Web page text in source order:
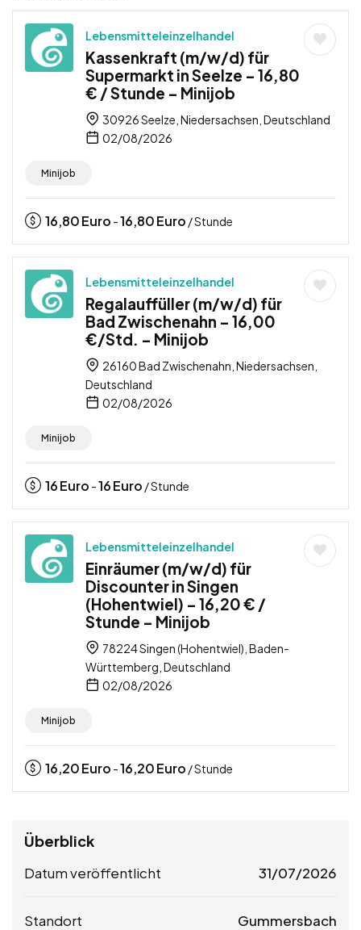
Lebensmitteleinzelhandel
Kassenkraft (m/w/d) für
Supermarkt in Seelze – 16,80
€ / Stunde – Minijob
30926 Seelze, Niedersachsen, Deutschland
02/08/2026
Minijob
16,80Euro -16,80Euro / Stunde
Lebensmitteleinzelhandel
Regalauffüller (m/w/d) für
Bad Zwischenahn – 16,00
€/Std. – Minijob
26160 Bad Zwischenahn, Niedersachsen,
Deutschland
02/08/2026
Minijob
16Euro -16Euro / Stunde
Lebensmitteleinzelhandel
Einräumer (m/w/d) für
Discounter in Singen
(Hohentwiel) – 16,20 € /
Stunde – Minijob
78224 Singen (Hohentwiel), Baden-
Württemberg, Deutschland
02/08/2026
Minijob
16,20Euro -16,20Euro / Stunde
Überblick
Datum veröffentlicht 31/07/2026
Standort Gummersbach